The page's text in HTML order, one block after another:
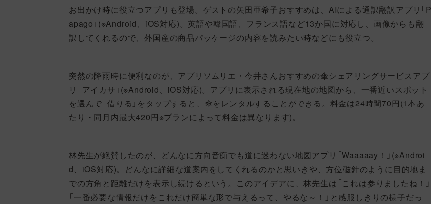
お出かけ時に役立つアプリも登場。ゲストの矢田亜希子おすすめは、AIによる通訳翻訳アプリ「P
apago」(※Android、iOS対応)。英語や韓国語、フランス語など13か国に対応し、画像からも翻
訳してくれるので、外国産の商品パッケージの内容を読みたい時などにも役立つ。
突然の降雨時に便利なのが、アプリソムリエ・今井さんおすすめの傘シェアリングサービスアプ
リ「アイカサ」(※Android、iOS対応)。アプリに表示される現在地の地図から、一番近いスポット
を選んで「借りる」をタップすると、傘をレンタルすることができる。料金は24時間70円(1本あ
たり・同月内最大420円※プランによって料金は異なります)。
林先生が絶賛したのが、どんなに方向音痴でも道に迷わない地図アプリ「Waaaaay！」(※Androi
d、iOS対応)。どんなに詳細な道案内をしてくれるのかと思いきや、方位磁針のように目的地ま
での方角と距離だけを表示し続けるという。このアイデアに、林先生は「これは参りましたね！」
「一番必要な情報だけをこれだけ簡単な形で与えるって、やるな～！」と感服しきりの様子だっ